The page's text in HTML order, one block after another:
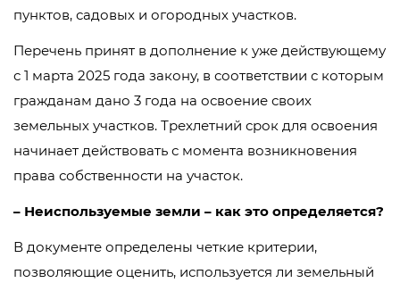
пунктов, садовых и огородных участков.
Перечень принят в дополнение к уже действующему
с 1 марта 2025 года закону, в соответствии с которым
гражданам дано 3 года на освоение своих
земельных участков. Трехлетний срок для освоения
начинает действовать с момента возникновения
права собственности на участок.
– Неиспользуемые земли – как это определяется?
В документе определены четкие критерии,
позволяющие оценить, используется ли земельный